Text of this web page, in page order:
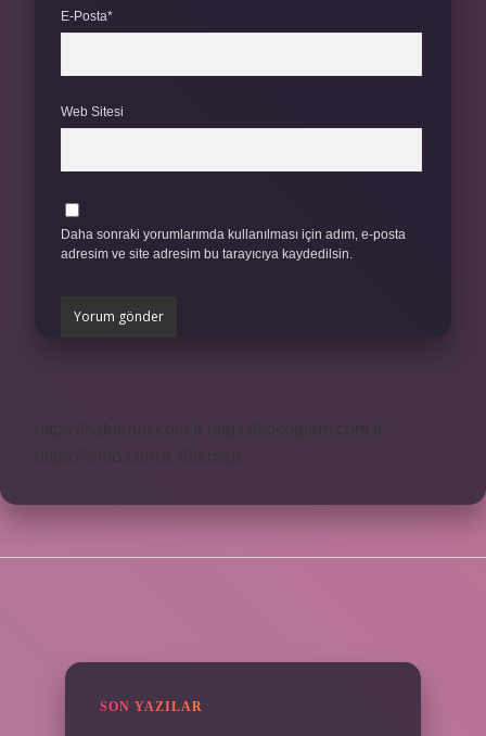
E-Posta*
Web Sitesi
Daha sonraki yorumlarımda kullanılması için adım, e-posta
adresim ve site adresim bu tarayıcıya kaydedilsin.
SON YAZILAR